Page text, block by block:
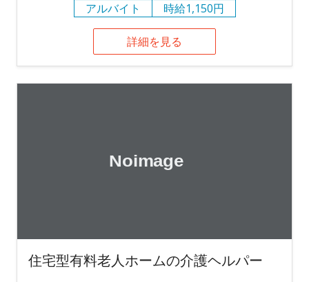
アルバイト
時給1,150円
詳細を見る
住宅型有料老人ホームの介護ヘルパー